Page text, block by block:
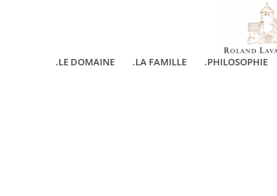
.LE DOMAINE .LA FAMILLE .PHILOSOPHIE